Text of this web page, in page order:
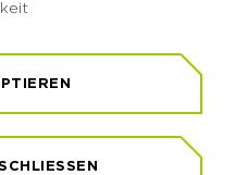
Gruppe (max. 8
ist gleichzeitig
Ihnen eine